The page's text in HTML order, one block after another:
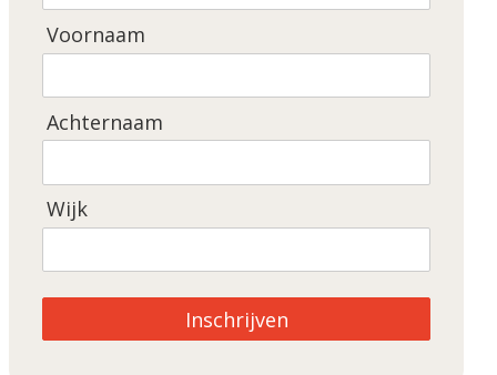
Voornaam
Achternaam
Wijk
Inschrijven